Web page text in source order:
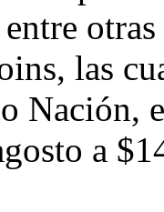
las
Nación,
a